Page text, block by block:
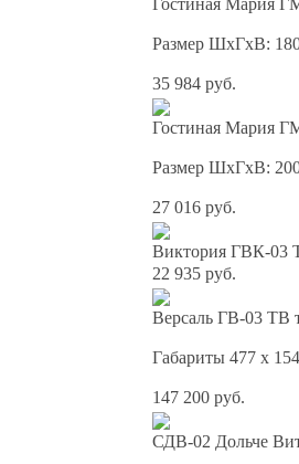
Гостиная Мария
Размер ШхГхВ:
35 984 руб.
Гостиная Мария
Размер ШхГхВ:
27 016 руб.
Виктория ГВК-03
22 935 руб.
Версаль ГВ-03 ТВ
Габариты 477 x
147 200 руб.
СДВ-02 Дольче